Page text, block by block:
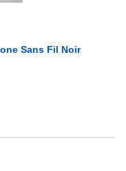
Sans Fil Noir